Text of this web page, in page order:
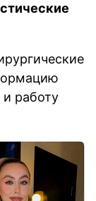
и работу